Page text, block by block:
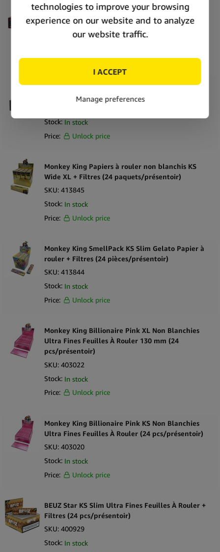
Futurola x Tyson 2.0 Papiers à rouler King Size +
Filtres (24 pièces/présentoir)
SKU: 419716
In stock
Futurola x Tyson 2.0 Feuilles à rouler taille 1 1/4
+ Filtres (24 pièces/présentoir)
Stock: In stock
Price:
Unlock price
Monkey King Papiers à rouler non blanchis KS
Wide XL + Filtres (24 paquets/présentoir)
SKU: 413845
Stock: In stock
Price:
Unlock price
Monkey King SmellPack KS Slim Gelato Papier à
rouler + Filtres (24 pièces/présentoir)
SKU: 413844
Stock: In stock
Price:
Unlock price
Monkey King Billionaire Pink XL Non Blanchies
Ultra Fines Feuilles À Rouler 130 mm (24
pcs/présentoir)
SKU: 403022
Stock: In stock
Price:
Unlock price
Monkey King Billionaire Pink KS Non Blanchies
Ultra Fines Feuilles À Rouler (24 pcs/présentoir)
SKU: 403020
Stock: In stock
Price:
Unlock price
BEUZ Star KS Slim Ultra Fines Feuilles À Rouler +
Filtres (24 pcs/présentoir)
SKU: 400929
Stock: In stock